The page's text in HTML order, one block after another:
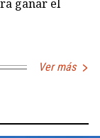
ganar el
Ver más